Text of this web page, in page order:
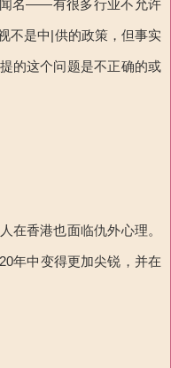
名——有很多行业不允许
不是中|供的政策，但事实
的这个问题是不正确的或
在香港也面临仇外心理。
年中变得更加尖锐，并在